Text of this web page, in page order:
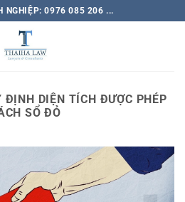
NGHIỆP: 0976 085 206 ...
ĐỊNH DIỆN TÍCH ĐƯỢC PHÉP
SỔ ĐỎ